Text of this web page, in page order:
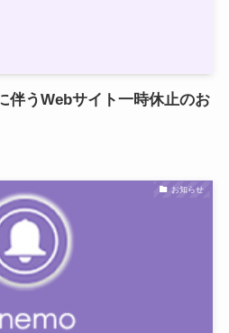
伴うWebサイト一時休止のお
お知らせ